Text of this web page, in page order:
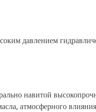
давлением
навитой
атмосферного